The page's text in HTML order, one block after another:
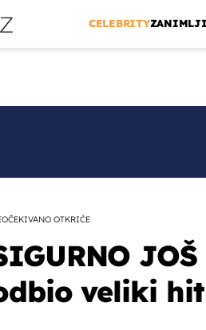
CELEBRITY
OTKRIĆE
veliki hit